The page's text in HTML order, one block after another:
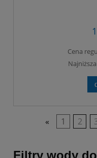
Cena
« 1 2
Filtry wody